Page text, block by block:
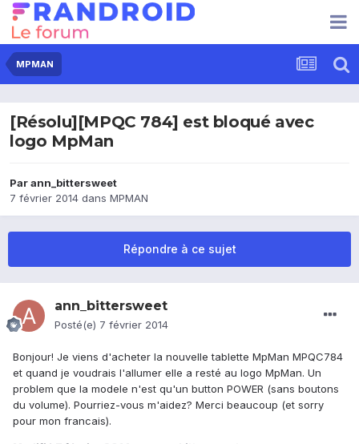
MPMAN
[Résolu][MPQC 784] est bloqué avec
logo MpMan
Parann_bittersweet
7 février 2014 dans MPMAN
Répondre à ce sujet
ann_bittersweet
Posté(e) 7 février 2014
Bonjour! Je viens d'acheter la nouvelle tablette MpMan MPQC784
et quand je voudrais l'allumer elle a resté au logo MpMan. Un
problem que la modele n'est qu'un button POWER (sans boutons
du volume). Pourriez-vous m'aidez? Merci beaucoup (et sorry
pour mon francais).